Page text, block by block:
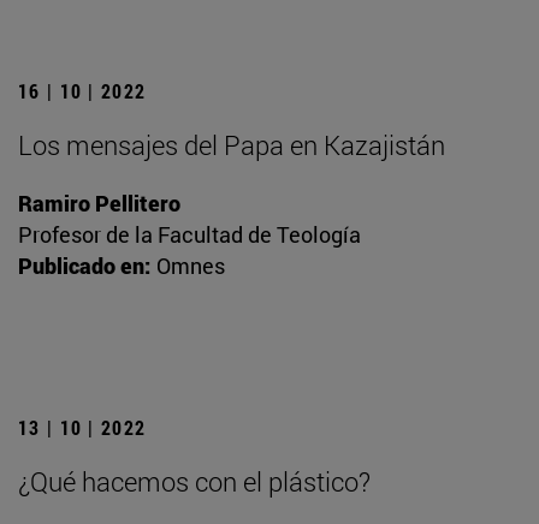
16 | 10 | 2022
Los mensajes del Papa en Kazajistán
Ramiro Pellitero
Profesor de la Facultad de Teología
Publicado en: Omnes
13 | 10 | 2022
¿Qué hacemos con el plástico?